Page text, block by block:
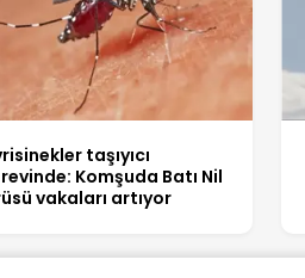
taşıyıcı
Komşuda Batı Nil
vakaları artıyor